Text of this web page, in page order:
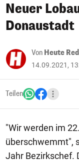
Neuer
Donaustadt
Von Heute
14.09.2021,
Teilen
"Wir werden im
überschwemmt",
Jahr Bezirkschef.